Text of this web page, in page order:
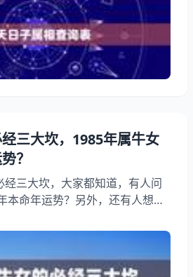
到大家！ 30天日子属相查询表
日子如何对应？ 十二生肖与纪月
近似农历月份、近似阳历月份、
列表如下： 1、子鼠：大雪—小寒
三大坎，1985年属牛女
？
三大坎，大家都知道，有人问
本命年运势？另外，还有人想问
好不好，你知道这是怎么回
生是什么命，下面就一起来看
势？希望能够帮助到大家！
大坎 属牛1985年出生是什么命